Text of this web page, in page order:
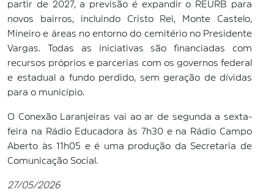
partir de 2027, a previsão é expandir o REURB para
novos bairros, incluindo Cristo Rei, Monte Castelo,
Mineiro e áreas no entorno do cemitério no Presidente
Vargas. Todas as iniciativas são financiadas com
recursos próprios e parcerias com os governos federal
e estadual a fundo perdido, sem geração de dívidas
para o município.
O Conexão Laranjeiras vai ao ar de segunda a sexta-
feira na Rádio Educadora às 7h30 e na Rádio Campo
Aberto às 11h05 e é uma produção da Secretaria de
Comunicação Social.
27/05/2026